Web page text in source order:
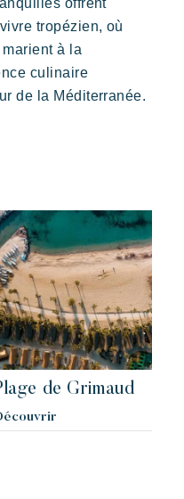
tropézien, où
à la
culinaire
de la Méditerranée.
de Grimaud